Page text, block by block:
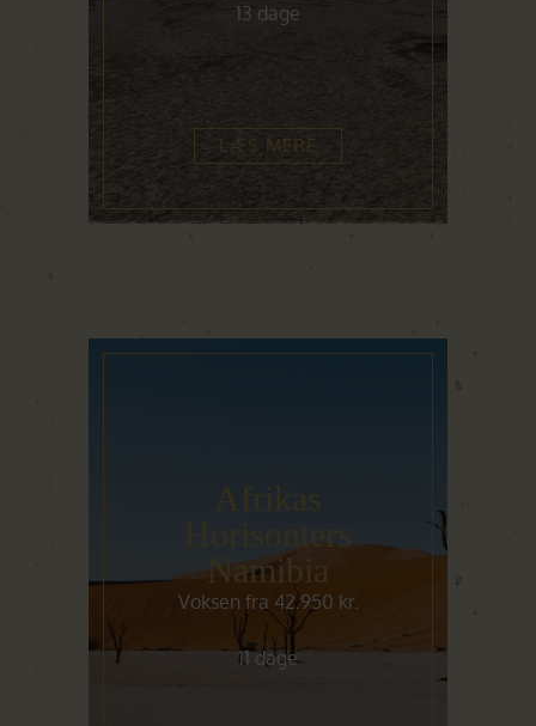
13 dage
LÆS MERE
Afrikas
Horisonters
Namibia
Voksen fra 42.950 kr.
11 dage